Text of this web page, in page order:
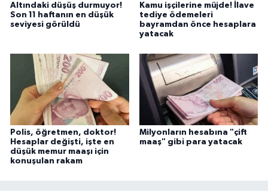
Altındaki düşüş durmuyor!
Son 11 haftanın en düşük
seviyesi görüldü
Kamu işçilerine müjde! İlave
tediye ödemeleri
bayramdan önce hesaplara
yatacak
Polis, öğretmen, doktor!
Hesaplar değişti, işte en
düşük memur maaşı için
konuşulan rakam
Milyonların hesabına "çift
maaş" gibi para yatacak